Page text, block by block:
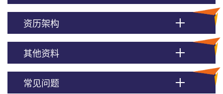
资历架构
其他资料
常见问题